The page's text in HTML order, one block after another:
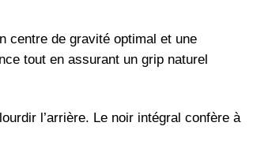
centre de gravité optimal et une
tout en assurant un grip naturel
l’arrière. Le noir intégral confère à